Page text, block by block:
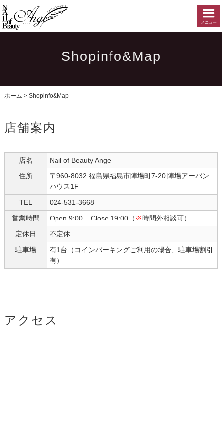
メニュー
Shopinfo&Map
ホーム > Shopinfo&Map
店舗案内
店名 Nail of Beauty Ange
住所
〒960-8032 福島県福島市陣場町7-20 陣場アーバン
ハウス1F
TEL 024-531-3668
営業時間 Open 9:00 – Close 19:00（ ※ 時間外相談可）
定休日 不定休
駐車場
有1台（コインパーキングご利用の場合、駐車場割引
有）
アクセス